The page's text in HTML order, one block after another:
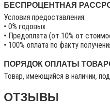
БЕСПРОЦЕНТНАЯ
Условия предоставления:
• 0% годовых
• Предоплата (от 10% от
• 100% оплата по факту
ПОРЯДОК ОПЛАТЫ
Товар, имеющийся в наличии,
ОТЗЫВЫ